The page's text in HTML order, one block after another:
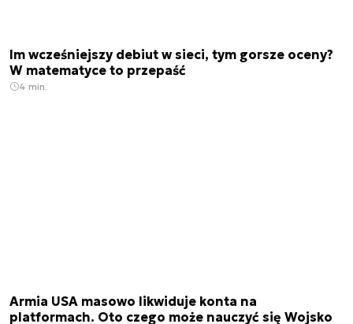
Im wcześniejszy debiut w sieci, tym gorsze oceny?
W matematyce to przepaść
4 min.
Armia USA masowo likwiduje konta na
platformach. Oto czego może nauczyć się Wojsko